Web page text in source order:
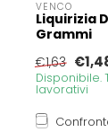
VENCO
Liquirizia
Grammi
€1,63
Disponibile.
lavorativi